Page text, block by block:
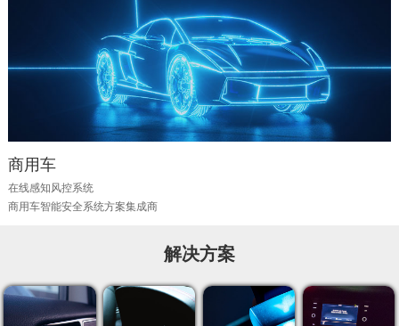
商用车
在线感知风控系统
商用车智能安全系统方案集成商
解决方案